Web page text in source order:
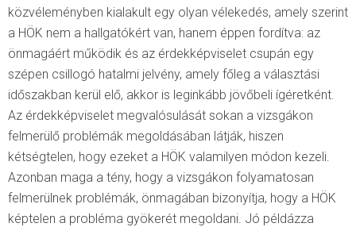
közvéleményben kialakult egy olyan vélekedés, amely szerint
a HÖK nem a hallgatókért van, hanem éppen fordítva: az
önmagáért működik és az érdekképviselet csupán egy
szépen csillogó hatalmi jelvény, amely főleg a választási
időszakban kerül elő, akkor is leginkább jövőbeli ígéretként.
Az érdekképviselet megvalósulását sokan a vizsgákon
felmerülő problémák megoldásában látják, hiszen
kétségtelen, hogy ezeket a HÖK valamilyen módon kezeli.
Azonban maga a tény, hogy a vizsgákon folyamatosan
felmerülnek problémák, önmagában bizonyítja, hogy a HÖK
képtelen a probléma gyökerét megoldani. Jó példázza